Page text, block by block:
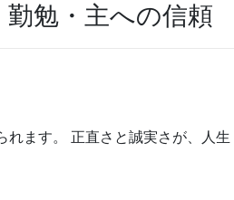
勉・主への信頼
れます。 正直さと誠実さが、人生